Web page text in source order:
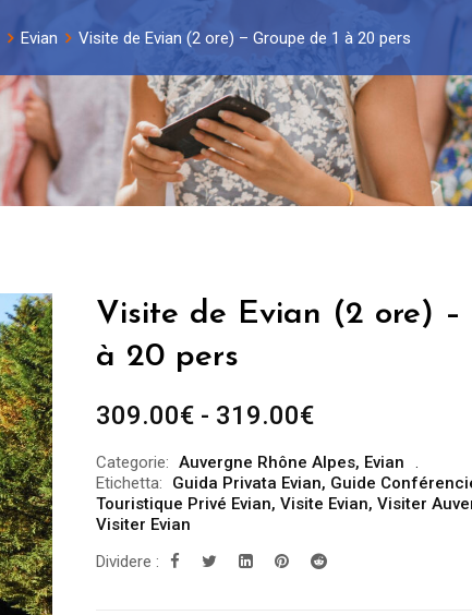
Evian Visite de Evian (2 ore) – Groupe de 1 à 20 pers
Visite de Evian (2 ore) –
à 20 pers
309.00€ - 319.00€Fascia
prezzo:
da
a
Categorie: Auvergne Rhône Alpes, Evian
Etichetta:
Guida Privata Evian, Guide
Touristique Privé Evian, Visite Evian, Visiter
Visiter Evian
Dividere :